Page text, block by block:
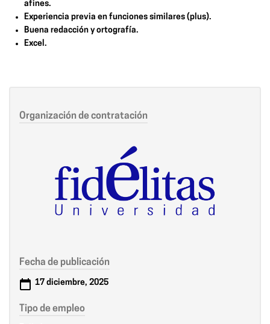
afines.
Experiencia previa en funciones similares (plus).
Buena redacción y ortografía.
Excel.
Organización de contratación
Fecha de publicación
17 diciembre, 2025
Tipo de empleo